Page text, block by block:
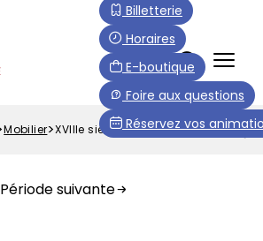
Menu
Top
FR
Billetterie
Horaires
E-boutique
Foire aux questions
Réservez vos
Mobilier XVIIIe siècle
Période suivante